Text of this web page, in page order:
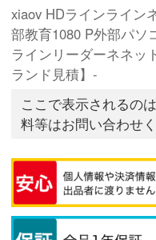
xiaov HDラインライン
部教育1080 P外部パソ
ラインリーダーネネッ
ランド見積】-
ここで表示されるの
料等はお問い合わせ